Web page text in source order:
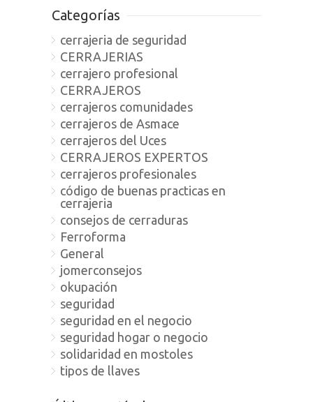
Categorías
cerrajeria de seguridad
CERRAJERIAS
cerrajero profesional
CERRAJEROS
cerrajeros comunidades
cerrajeros de Asmace
cerrajeros del Uces
CERRAJEROS EXPERTOS
cerrajeros profesionales
código de buenas practicas en
cerrajeria
consejos de cerraduras
Ferroforma
General
jomerconsejos
okupación
seguridad
seguridad en el negocio
seguridad hogar o negocio
solidaridad en mostoles
tipos de llaves